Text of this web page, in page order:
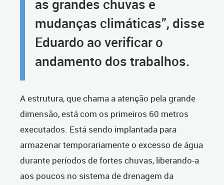
as grandes chuvas e
mudanças climáticas”, disse
Eduardo ao verificar o
andamento dos trabalhos.
A estrutura, que chama a atenção pela grande
dimensão, está com os primeiros 60 metros
executados. Está sendo implantada para
armazenar temporariamente o excesso de água
durante períodos de fortes chuvas, liberando-a
aos poucos no sistema de drenagem da